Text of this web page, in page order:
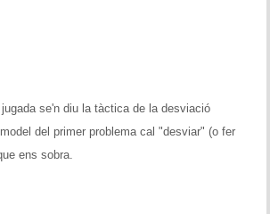
se'n diu la tàctica de la desviació
del primer problema cal "desviar" (o fer
ens sobra.